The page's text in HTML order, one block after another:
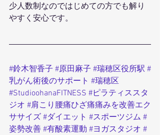
少人数制なのではじめての方でも解り
やすく安心です。
#鈴木智香子 #原田麻子 #瑞穂区役所駅 #
乳がん術後のサポート #瑞穂区
#StudioohanaFITNESS #ピラティススタ
ジオ #肩こり腰痛ひざ痛痛みを改善エク
ササイズ #ダイエット #スポーツジム #
姿勢改善 #有酸素運動 #ヨガスタジオ #